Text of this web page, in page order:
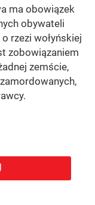
ma obowiązek
obywateli
rzezi wołyńskiej
zobowiązaniem
zemście,